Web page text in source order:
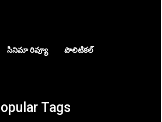
సినిమా రివ్యూ పొలిటికల్
Tags